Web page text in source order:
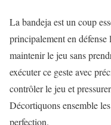
La bandeja est un coup
principalement en
maintenir le jeu sans
exécuter ce geste avec
contrôler le jeu et
Décortiquons ensemble
perfection.